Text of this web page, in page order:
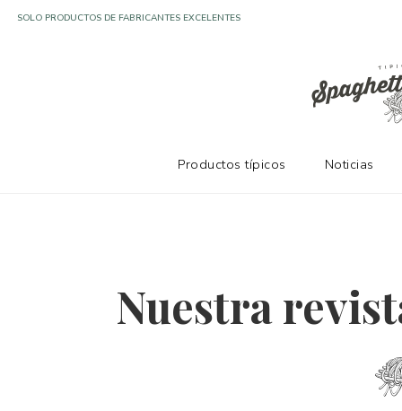
Nuestra
MÁS DE 900 CRÍTICAS POSITIVAS
Productos típicos Noticias